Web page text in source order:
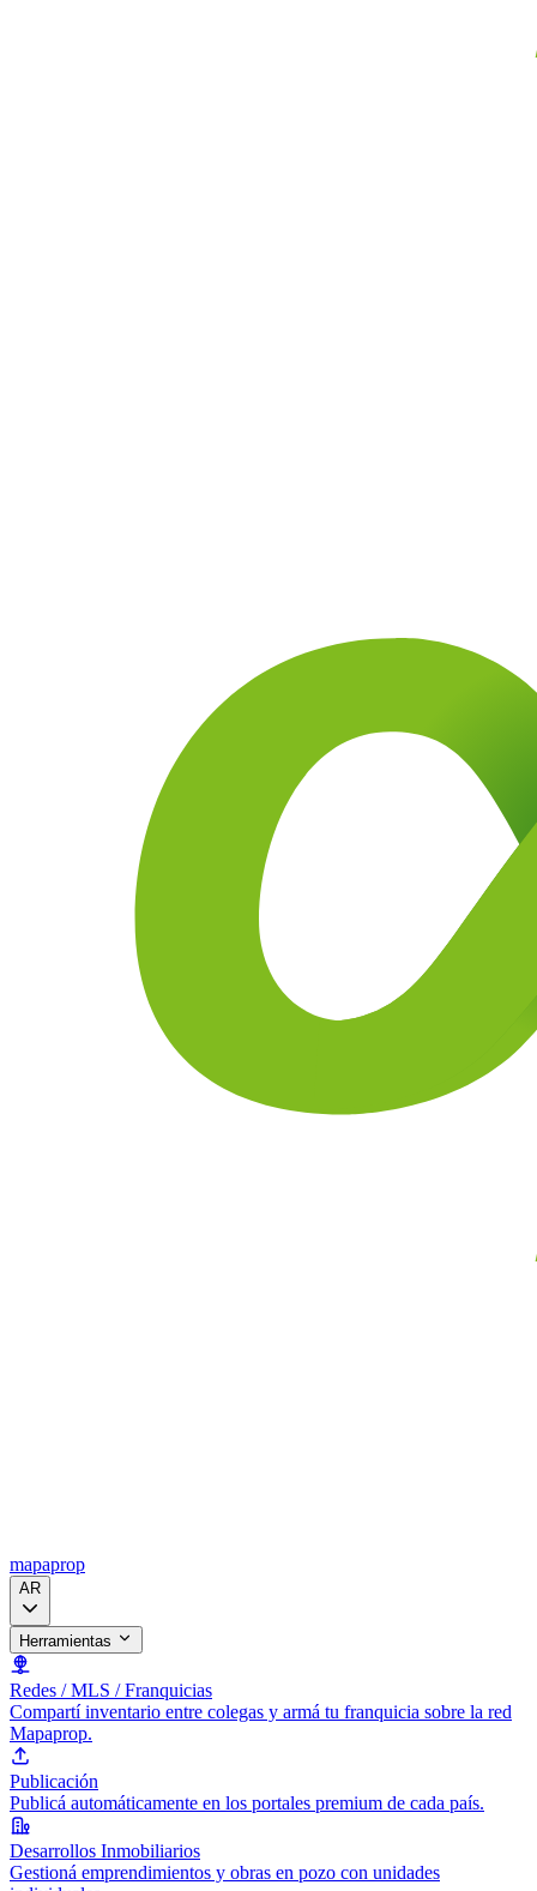
mapaprop
AR
Herramientas
Redes / MLS / Franquicias
Compartí inventario entre colegas y armá tu franquicia sobre la red
Mapaprop.
Publicación
Publicá automáticamente en los portales premium de cada país.
Desarrollos Inmobiliarios
Gestioná emprendimientos y obras en pozo con unidades